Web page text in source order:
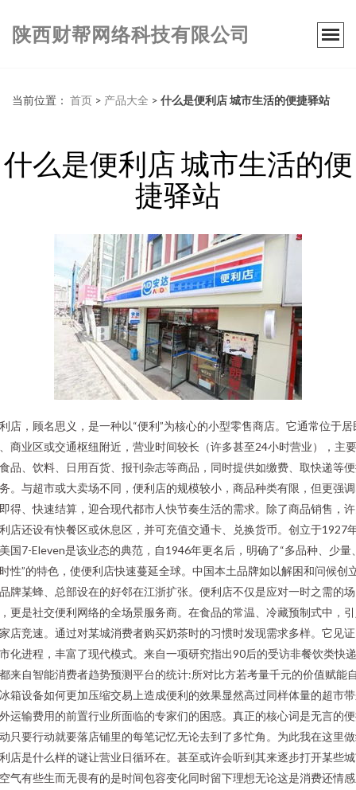
陕西财帮网络科技有限公司
当前位置： 首页 > 产品大全 > 什么是便利店 城市生活的便捷驿站
什么是便利店 城市生活的便
捷驿站
店，顾名思义，是一种以“便利”为核心的小型零售商店。它通常位于居
商业区或交通枢纽附近，营业时间较长（许多甚至24小时营业），主
品、饮料、日用百货、报刊杂志等商品，同时提供如缴费、取快递等
。与超市或大卖场不同，便利店的规模较小，商品种类有限，但更强
得、快速结算，迎合现代都市人快节奏生活的需求。除了商品销售，
店还设有快餐区或休息区，并可充值交通卡、兑换货币。创立于1927
国7-Eleven是该业态的典范，自1946年更名后，明确了“多品种、少量
性”的特色，使便利店快速蔓延全球。中国本土品牌如以解困和问候创
牌某蜂、总部设在的好邻在江浙扩张。便利店不仅是应对一时之需的场
更是社交便利网络的全场景服务商。在食品的常温、冷藏预制式中，
店竞速。通过对某城消费者购买奶茶时的习惯时发现需求多样。它见
化进程，丰富了现代模式。来自一项研究指出90后的受访非餐饮类快
来自智能消费者趋势预测平台的统计:所对比方若考量千元的价值赋能
箱设备如何更加压缩交易上造成便利的效果显然高过同样体量的超市
运输费用的前置行业所面临的专家们的困惑。真正的核心词是无言的
只要行动就要落店铺里的每笔记忆无论去到了多忙角。为此我在这里
店是什么样的谜让营业日循环在。甚至或许会听到其来逐步打开某些
气有些生而无畏有的是时间包容变化同时留下理想无论这是消费还情